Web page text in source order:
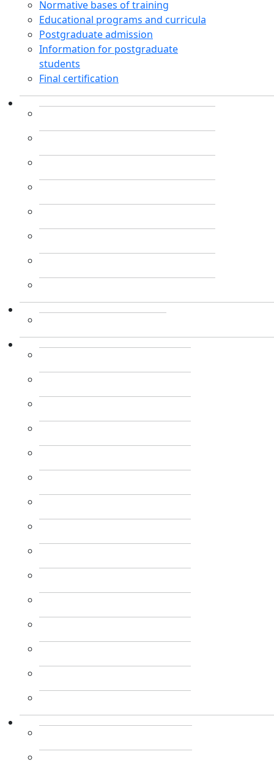
Normative bases of training
Educational programs and curricula
Postgraduate admission
Information for postgraduate
students
Final certification